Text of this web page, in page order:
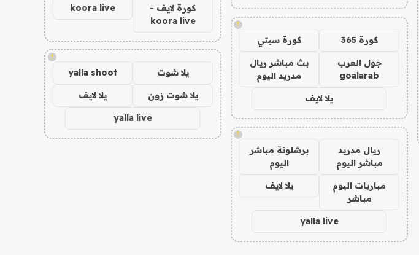
!
كورة 365 كورة سيتي
جول العرب
goalarab
بث مباشر ريال
مدريد اليوم
يلا لايف
!
ريال مدريد
مباشر اليوم
برشلونة مباشر
اليوم
مباريات اليوم
مباشر
يلا لايف
yalla live
كورة لايف -
koora live
koora live
!
يلا شوت yalla shoot
يلا شوت زون يلا لايف
yalla live